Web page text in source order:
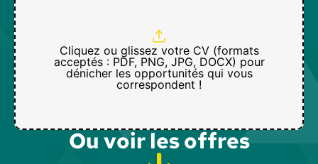
Cliquez ou glissez votre CV (formats
acceptés : PDF, PNG, JPG, DOCX) pour
dénicher les opportunités qui vous
correspondent !
Ou voir les offres​